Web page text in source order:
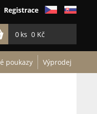
Registrace
0 0 Kč
poukazy Výprodej